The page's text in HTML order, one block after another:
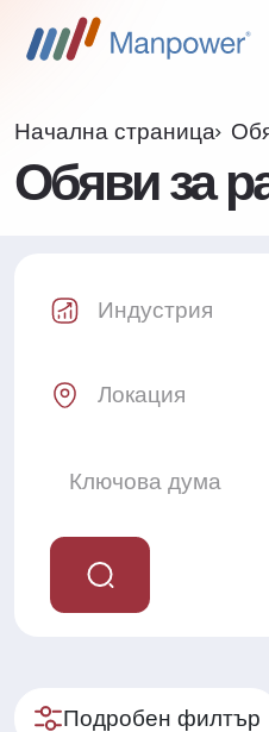
Начална страница
Обяви за
Industry Select
Location Select
Подробен филтър